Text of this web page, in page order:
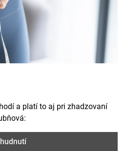
a platí to aj pri zhadzovaní